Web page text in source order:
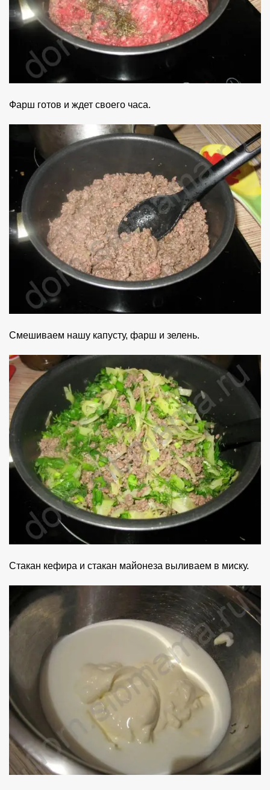
Фарш готов и ждет своего часа.
Смешиваем нашу капусту, фарш и зелень.
Стакан кефира и стакан майонеза выливаем в миску.